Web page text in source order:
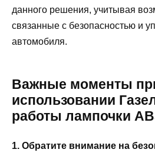
данного решения, учитывая
связанные с безопасностью и
автомобиля.
Важные моменты
использовании
работы лампочки
1. Обратите внимание на